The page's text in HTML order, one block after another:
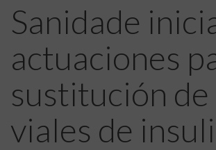
Sanidade
actuaciones
sustitución de
viales de